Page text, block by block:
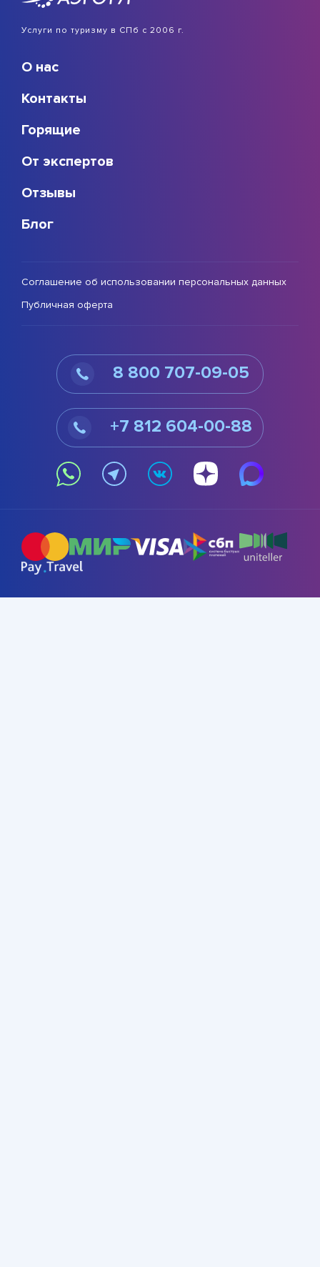
Услуги по туризму в СПб с 2006 г.
О нас
Контакты
Горящие
От экспертов
Отзывы
Блог
Соглашение об использовании персональных данных
Публичная оферта
8 800 707-09-05
+7 812 604-00-88